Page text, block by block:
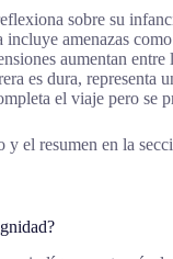
sobre su
incluye amenazas
aumentan
es dura, representa
el viaje pero se
y el resumen en la